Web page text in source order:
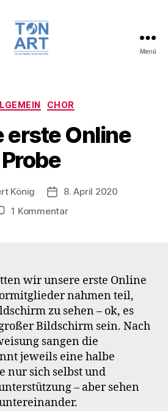
Musikschule
Stadt
Jülich
Menü
Kategorien
CHOR
erste Online
Probe
König Veröffentlichungsdatum
8. April 2020
1 Kommentarzu
wir unsere erste Online
nahmen teil,
zu sehen – ok, es
Bildschirm sein. Nach
sangen die
jeweils eine halbe
nur sich selbst und
– aber sehen